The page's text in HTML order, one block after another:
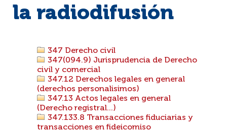
la radiodifusión
347 Derecho civil
347(094.9) Jurisprudencia de Derecho
civil y comercial
347.12 Derechos legales en general
(derechos personalisimos)
347.13 Actos legales en general
(Derecho registral...)
347.133.8 Transacciones fiduciarias y
transacciones en fideicomiso